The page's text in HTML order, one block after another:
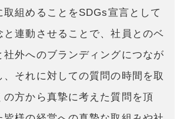
取組めることをSDGs宣言として
と連動させることで、社員とのベ
社外へのブランディングにつなが
、それに対しての質問の時間を取
の方から真摯に考えた質問を頂